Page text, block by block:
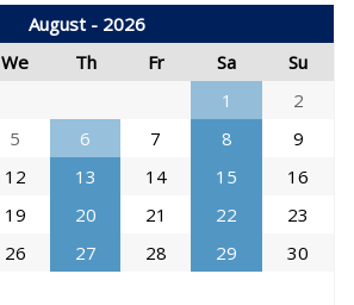
August - 2026
We Th Fr Sa
Su
1
2
5 6 7 8
9
12 13 14 15
16
19 20 21 22
23
26 27 28 29
30